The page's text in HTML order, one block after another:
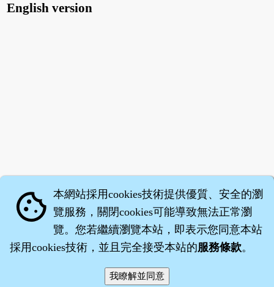
English version
‧沈藥子©2008～2026
cookie 本網站採用cookies技術提供優質、安全的瀏
覽服務，關閉cookies可能導致無法正常瀏
覽。您若繼續瀏覽本站，即表示您同意本站
採用cookies技術，並且完全接受本站的服務條款。